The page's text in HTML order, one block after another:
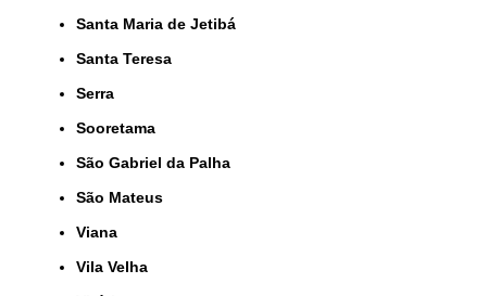
Santa Maria de Jetibá
Santa Teresa
Serra
Sooretama
São Gabriel da Palha
São Mateus
Viana
Vila Velha